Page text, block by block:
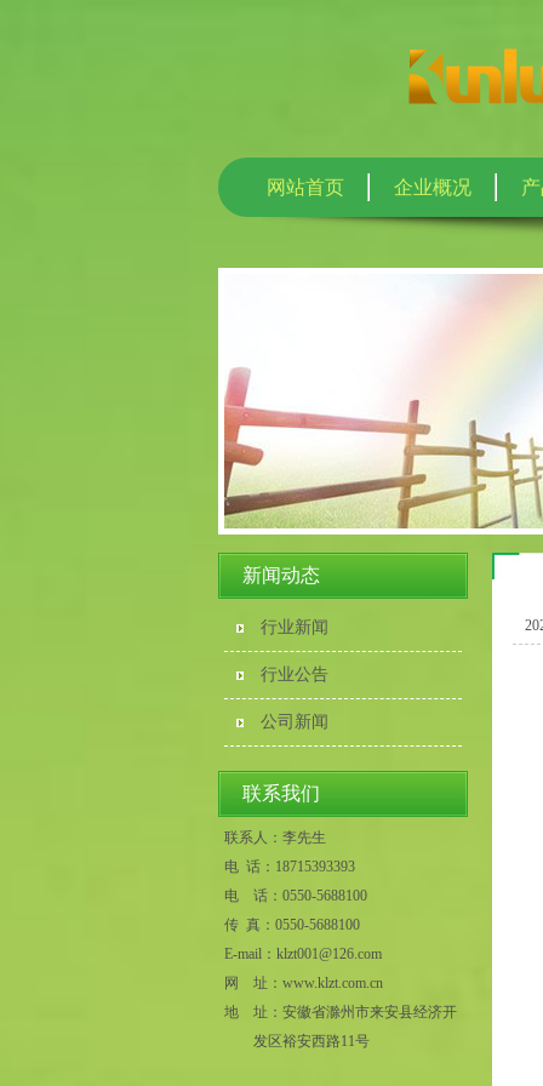
网站首页 企业概况
新闻动态
行业新闻
行业公告
公司新闻
联系我们
联系人： 李先生
电 话：18715393393
电 话：0550-5688100
传 真：0550-5688100
E-mail：klzt001@126.com
网 址：www.klzt.com.cn
地 址： 安徽省滁州市来安县经济开
发区裕安西路11号